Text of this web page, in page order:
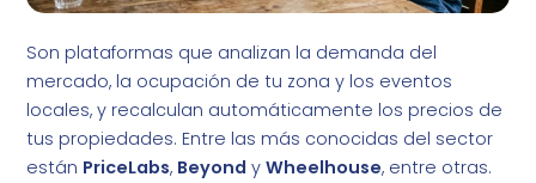
Son plataformas que analizan la demanda del
mercado, la ocupación de tu zona y los eventos
locales, y recalculan automáticamente los precios de
tus propiedades. Entre las más conocidas del sector
están PriceLabs, Beyond yWheelhouse, entre otras.